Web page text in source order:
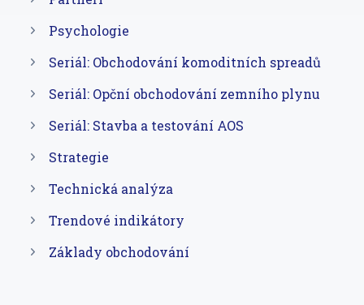
Psychologie
Seriál: Obchodování komoditních spreadů
Seriál: Opční obchodování zemního plynu
Seriál: Stavba a testování AOS
Strategie
Technická analýza
Trendové indikátory
Základy obchodování